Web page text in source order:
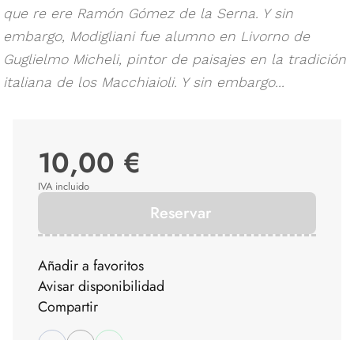
que re ere Ramón Gómez de la Serna. Y sin
embargo, Modigliani fue alumno en Livorno de
Guglielmo Micheli, pintor de paisajes en la tradición
italiana de los Macchiaioli. Y sin embargo...
10,00 €
IVA incluido
Reservar
Añadir a favoritos
Avisar disponibilidad
Compartir